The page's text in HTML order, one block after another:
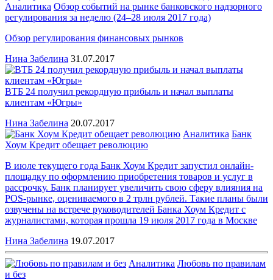
Аналитика Обзор событий на рынке банковского надзорного
регулирования за неделю (24–28 июля 2017 года)
Обзор регулирования финансовых рынков
Нина Забелина 31.07.2017
ВТБ 24 получил рекордную прибыль и начал выплаты
клиентам «Югры»
Нина Забелина 20.07.2017
Аналитика Банк
Хоум Кредит обещает революцию
В июле текущего года Банк Хоум Кредит запустил онлайн-
площадку по оформлению приобретения товаров и услуг в
рассрочку. Банк планирует увеличить свою сферу влияния на
POS-рынке, оцениваемого в 2 трлн рублей. Такие планы были
озвучены на встрече руководителей Банка Хоум Кредит с
журналистами, которая прошла 19 июля 2017 года в Москве
Нина Забелина 19.07.2017
Аналитика Любовь по правилам
и без